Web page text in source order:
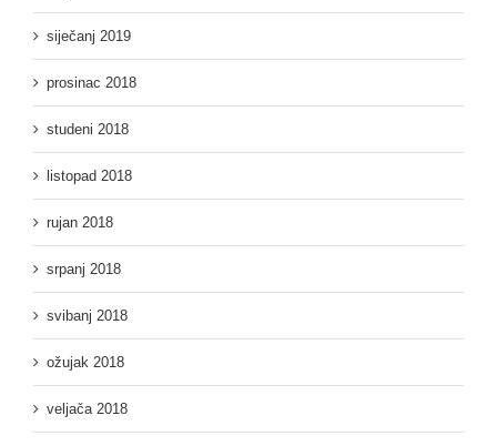
siječanj 2019
prosinac 2018
studeni 2018
listopad 2018
rujan 2018
srpanj 2018
svibanj 2018
ožujak 2018
veljača 2018